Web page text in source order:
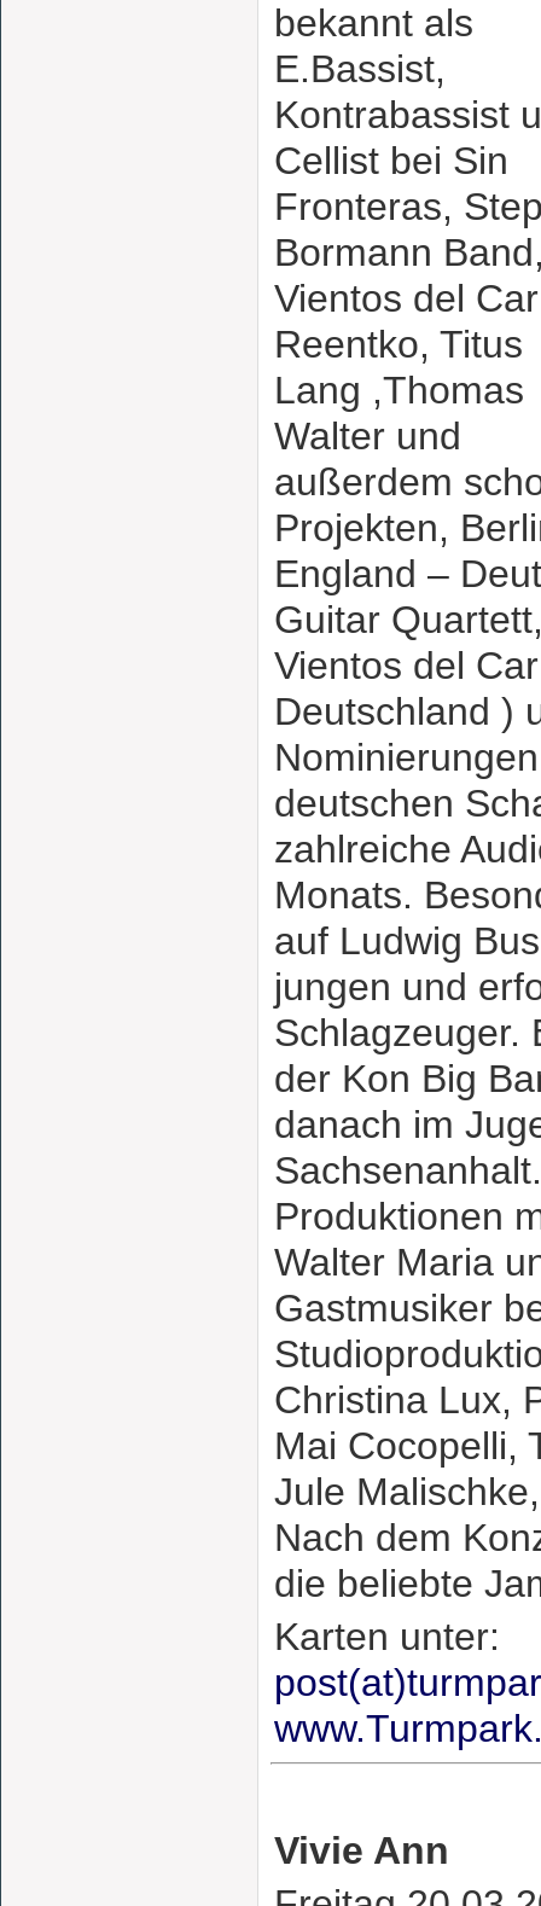
bekannt als
E.Bassist,
Kontrabassist
Cellist bei Sin
Fronteras,
Bormann
Vientos del
Reentko, Titus
Lang ,Thomas
Walter und
außerdem
Projekten,
England –
Guitar
Vientos del
Deutschland )
deutschen
zahlreiche
Monats.
auf Ludwig
jungen und
Schlagzeuger.
der Kon Big
danach im
Produktionen
Walter Maria
Gastmusiker
Christina Lux,
Mai Cocopelli,
Jule
Nach dem
die beliebte
Karten unter:
Vivie Ann